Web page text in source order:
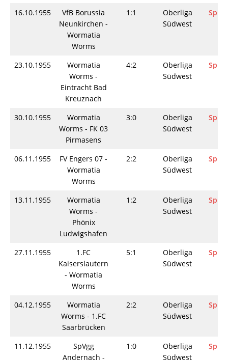
16.10.1955
VfB Borussia
Neunkirchen -
Wormatia
Worms
1:1
Oberliga
Südwest
23.10.1955
Wormatia
Worms -
Eintracht Bad
Kreuznach
4:2
Oberliga
Südwest
30.10.1955
Wormatia
Worms - FK 03
Pirmasens
3:0
Oberliga
Südwest
06.11.1955
FV Engers 07 -
Wormatia
Worms
2:2
Oberliga
Südwest
13.11.1955
Wormatia
Worms -
Phönix
Ludwigshafen
1:2
Oberliga
Südwest
27.11.1955
1.FC
Kaiserslautern
- Wormatia
Worms
5:1
Oberliga
Südwest
04.12.1955
Wormatia
Worms - 1.FC
Saarbrücken
2:2
Oberliga
Südwest
11.12.1955
SpVgg
Andernach -
1:0
Oberliga
Südwest